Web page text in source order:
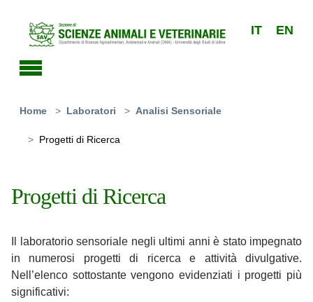
IT EN
Home Laboratori Analisi Sensoriale
Progetti di Ricerca
Progetti di Ricerca
Il laboratorio sensoriale negli ultimi anni è stato impegnato
in numerosi progetti di ricerca e attività divulgative.
Nell’elenco sottostante vengono evidenziati i progetti più
significativi: